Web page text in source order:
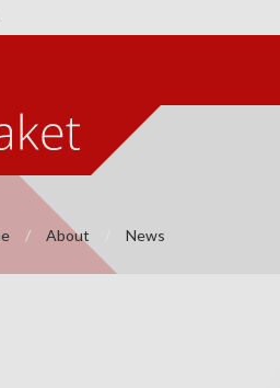
About News